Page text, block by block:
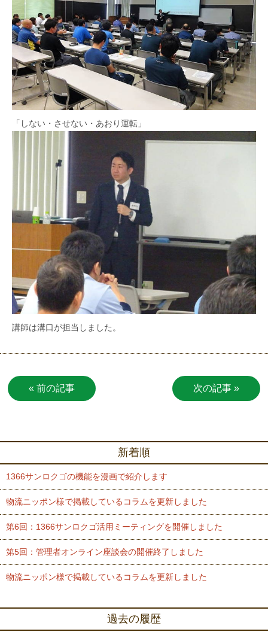
「しない・させない・あおり運転」
講師は溝口が担当しました。
« 前の記事 次の記事 »
新着順
1366サンロクゴの機能を漫画で紹介します
物流ニッポン様で掲載しているコラムを更新しました
第6回：1366サンロクゴ活用ミーティングを開催しました
第5回：管理者オンライン座談会の開催終了しました
物流ニッポン様で掲載しているコラムを更新しました
過去の履歴